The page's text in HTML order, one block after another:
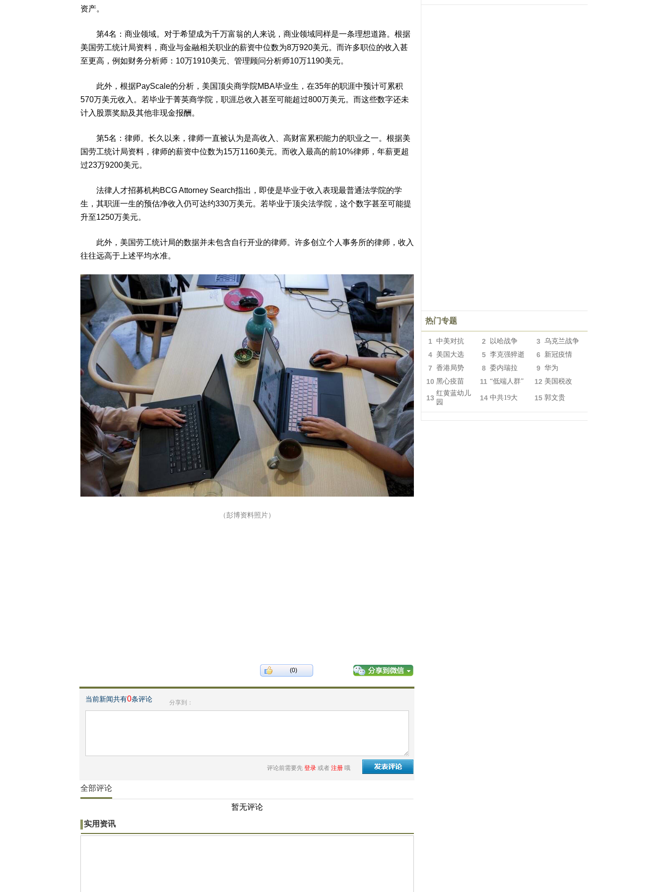
资产。
第4名：商业领域。对于希望成为千万富翁的人来说，商业领域同样是一条理想道路。根据
美国劳工统计局资料，商业与金融相关职业的薪资中位数为8万920美元。而许多职位的收入甚
至更高，例如财务分析师：10万1910美元、管理顾问分析师10万1190美元。
此外，根据PayScale的分析，美国顶尖商学院MBA毕业生，在35年的职涯中预计可累积
570万美元收入。若毕业于菁英商学院，职涯总收入甚至可能超过800万美元。而这些数字还未
计入股票奖励及其他非现金报酬。
第5名：律师。长久以来，律师一直被认为是高收入、高财富累积能力的职业之一。根据美
国劳工统计局资料，律师的薪资中位数为15万1160美元。而收入最高的前10%律师，年薪更超
过23万9200美元。
法律人才招募机构BCG Attorney Search指出，即使是毕业于收入表现最普通法学院的学
生，其职涯一生的预估净收入仍可达约330万美元。若毕业于顶尖法学院，这个数字甚至可能提
升至1250万美元。
此外，美国劳工统计局的数据并未包含自行开业的律师。许多创立个人事务所的律师，收入
往往远高于上述平均水准。
（彭博资料照片）
(0)
当前新闻共有0条评论 分享到：
评论前需要先 登录 或者 注册 哦
全部评论
暂无评论
实用资讯
热门专题
1 中美对抗 2 以哈战争 3 乌克兰战争
4 美国大选 5 李克强猝逝 6 新冠疫情
7 香港局势 8 委内瑞拉 9 华为
10 黑心疫苗 11 “低端人群” 12 美国税改
13
红黄蓝幼儿
园
14 中共19大 15 郭文贵